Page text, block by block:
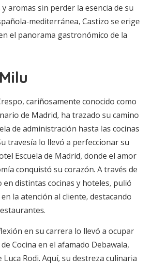
aromas sin perder la esencia de su
mediterránea, Castizo se erige
el panorama gastronómico de la
cariñosamente conocido como
de Madrid, ha trazado su camino
de administración hasta las cocinas
travesía lo llevó a perfeccionar su
Escuela de Madrid, donde el amor
conquistó su corazón. A través de
en distintas cocinas y hoteles, pulió
la atención al cliente, destacando
en su carrera lo llevó a ocupar
Cocina en el afamado Debawala,
Rodi. Aquí, su destreza culinaria